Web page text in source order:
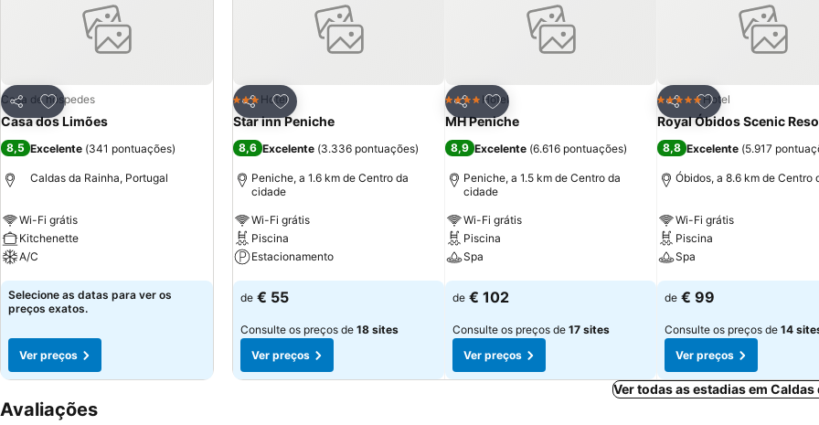
Partilhar
Adicionar aos favoritos
Casa de hóspedes
Casa dos Limões
8,5 Excelente (341 pontuações)
Caldas da Rainha, Portugal
Wi-Fi grátis
Kitchenette
A/C
Ver preços
Selecione as datas para ver os
preços exatos.
Ver preços
Partilhar
Adicionar aos favoritos
3 Estrelas
Hotel
Star inn Peniche
8,6 Excelente (3.336 pontuações)
Peniche, a 1.6 km de Centro da
cidade
Wi-Fi grátis
Piscina
Estacionamento
Ver preços
de € 55
Consulte os preços de 18 sites
Ver preços
Partilhar
Adicionar aos favoritos
4 EstrelasHotel
MH Peniche
8,9 Excelente (6.616 pontuações)
Peniche, a 1.5 km de Centro da
cidade
Wi-Fi grátis
Piscina
Spa
Ver preços
de € 102
Consulte os preços de 17 sites
Ver preços
Partilhar
Adicionar aos
5 EstrelasHotel
Royal Óbidos Scenic
8,8 Excelente (5.917
Óbidos, a 8.6 km de Centro
Wi-Fi grátis
Piscina
Spa
Ver preços
de € 99
Consulte os preços de 14
Ver preços
Ver todas as estadias em Caldas
Avaliações